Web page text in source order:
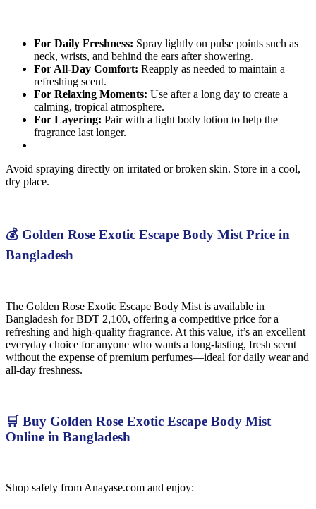
For Daily Freshness: Spray lightly on pulse points such as
neck, wrists, and behind the ears after showering.
For All-Day Comfort: Reapply as needed to maintain a
refreshing scent.
For Relaxing Moments: Use after a long day to create a
calming, tropical atmosphere.
For Layering: Pair with a light body lotion to help the
fragrance last longer.
Avoid spraying directly on irritated or broken skin. Store in a cool,
dry place.
💰 Golden Rose Exotic Escape Body Mist Price in
Bangladesh
The Golden Rose Exotic Escape Body Mist is available in
Bangladesh for BDT 2,100, offering a competitive price for a
refreshing and high-quality fragrance. At this value, it’s an excellent
everyday choice for anyone who wants a long-lasting, fresh scent
without the expense of premium perfumes—ideal for daily wear and
all-day freshness.
🛒 Buy Golden Rose Exotic Escape Body Mist
Online in Bangladesh
Shop safely from Anayase.com and enjoy: